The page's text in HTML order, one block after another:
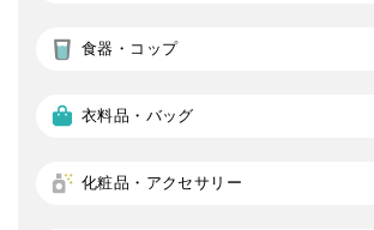
食器・コップ
衣料品・バッグ
化粧品・アクセサリー